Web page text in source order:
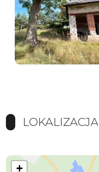
LOKALIZACJA
+